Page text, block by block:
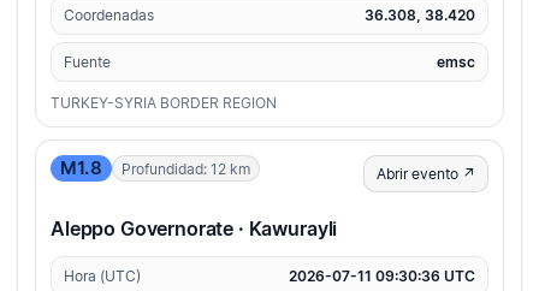
Coordenadas 36.308, 38.420
Fuente emsc
TURKEY-SYRIA BORDER REGION
M1.8 Profundidad: 12 km Abrir evento ↗
Aleppo Governorate · Kawurayli
Hora (UTC) 2026-07-11 09:30:36 UTC